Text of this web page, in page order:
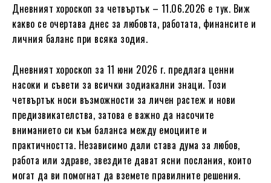
Дневният хороскоп за четвъртък – 11.06.2026 е тук. Виж
какво се очертава днес за любовта, работата, финансите и
личния баланс при всяка зодия.
Дневният хороскоп за 11 юни 2026 г. предлага ценни
насоки и съвети за всички зодиакални знаци. Този
четвъртък носи възможности за личен растеж и нови
предизвикателства, затова е важно да насочите
вниманието си към баланса между емоциите и
практичността. Независимо дали става дума за любов,
работа или здраве, звездите дават ясни послания, които
могат да ви помогнат да вземете правилните решения.